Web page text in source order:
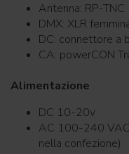
Antenna: RP-TNC
DMX: XLR
DC: connettore a
CA: powerCON
Alimentazione
DC 10-20v
AC 100-240 VAC
nella confezione)